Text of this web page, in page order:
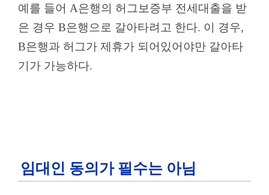
예를 들어 A은행의 허그보증부 전세대출을 받
은 경우 B은행으로 갈아타려고 한다. 이 경우,
B은행과 허그가 제휴가 되어있어야만 갈아타
기가 가능하다.
임대인 동의가 필수는 아님